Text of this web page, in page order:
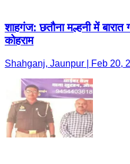
शाहगंज: छतौना मल्हनी में बारात
कोहराम
Shahganj, Jaunpur | Feb 20,